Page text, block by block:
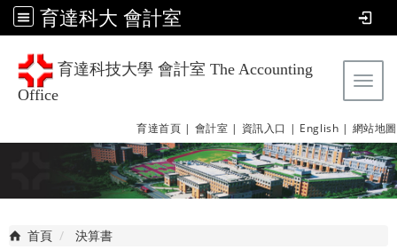
育達科大 會計室
育達科技大學 會計室 The Accounting
Office
育達首頁 | 會計室 | 資訊入口 | English | 網站地圖
首頁 決算書